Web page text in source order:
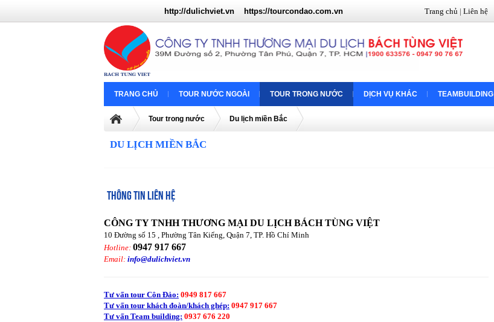
http://dulichviet.vn https://tourcondao.com.vn Trang chủ| Liên hệ
TRANG CHỦ TOUR NƯỚC NGOÀI TOUR TRONG NƯỚC DỊCH VỤ KHÁC TEAMBUILDING
Tour trong nước Du lịch miền Bắc
DU LỊCH MIỀN BẮC
THÔNG TIN LIÊN HỆ
CÔNG TY TNHH THƯƠNG MẠI DU LỊCH BÁCH TÙNG VIỆT
10 Đường số 15 , Phường Tân Kiểng, Quận 7, TP. Hồ Chí Minh
Hotline: 0947 917 667
Email: info@dulichviet.vn
Tư vấn tour Côn Đảo: 0949 817 667
Tư vấn tour khách đoàn/khách ghép: 0947 917 667
Tư vấn Team building: 0937 676 220